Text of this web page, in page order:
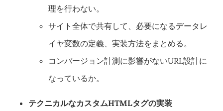
理を行わない。
サイト全体で共有して、必要になるデータレ
イヤ変数の定義、実装方法をまとめる。
コンバージョン計測に影響がないURL設計に
なっているか。
テクニカルなカスタムHTMLタグの実装